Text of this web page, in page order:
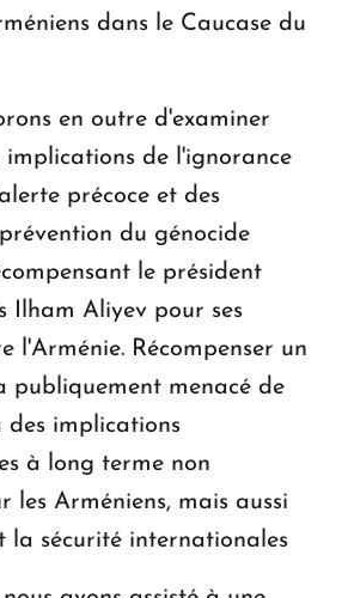
dans le Caucase du
en outre d'examiner
implications de l'ignorance
précoce et des
du génocide
le président
Ilham Aliyev pour ses
l'Arménie. Récompenser un
publiquement menacé de
des implications
à long terme non
les Arméniens, mais aussi
la sécurité internationales